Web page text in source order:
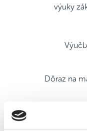
výuky
Dôraz na
2